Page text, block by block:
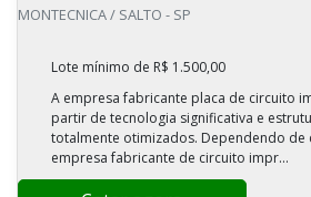
MONTECNICA / SALTO - SP
Lote mínimo de R$ 1.500,00
A empresa fabricante placa de circuito
partir de tecnologia significativa e
totalmente otimizados. Dependendo de
empresa fabricante de circuito impr...